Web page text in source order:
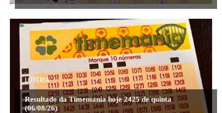
LOTERIA
Resultado da Timemania hoje 2425 de quinta
(06/08/26)